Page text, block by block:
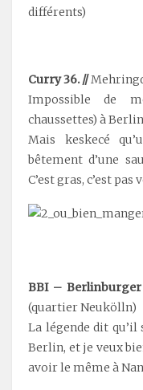
différents)
Curry 36. //
Impossible de
chaussettes) à
Mais keskecé
bêtement d’une
C’est gras, c’est pas
BBI –
(quartier Neukölln)
La légende dit qu’il
Berlin, et je veux
avoir le même à